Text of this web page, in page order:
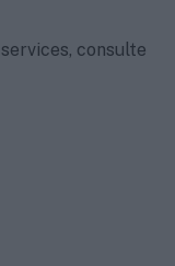
consulte